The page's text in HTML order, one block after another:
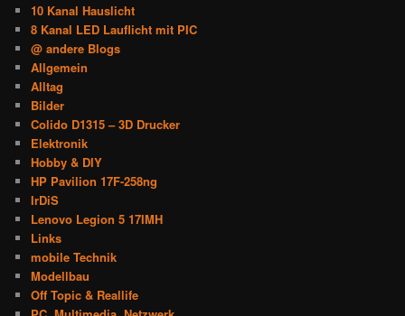
10 Kanal Hauslicht
8 Kanal LED Lauflicht mit PIC
@ andere Blogs
Allgemein
Alltag
Bilder
Colido D1315 – 3D Drucker
Elektronik
Hobby & DIY
HP Pavilion 17F-258ng
IrDiS
Lenovo Legion 5 17IMH
Links
mobile Technik
Modellbau
Off Topic & Reallife